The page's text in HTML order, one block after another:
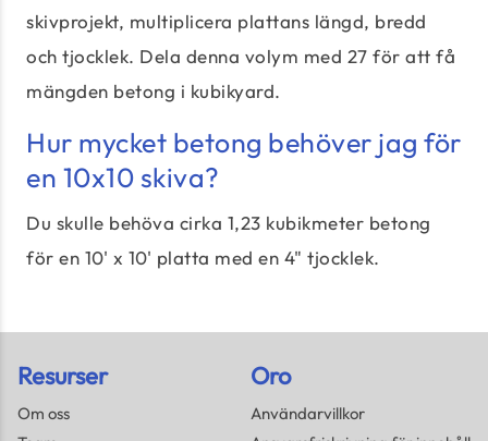
skivprojekt, multiplicera plattans längd, bredd
och tjocklek. Dela denna volym med 27 för att få
mängden betong i kubikyard.
Hur mycket betong behöver jag för
en 10x10 skiva?
Du skulle behöva cirka 1,23 kubikmeter betong
för en 10' x 10' platta med en 4" tjocklek.
Resurser
Om oss
Oro
Användarvillkor